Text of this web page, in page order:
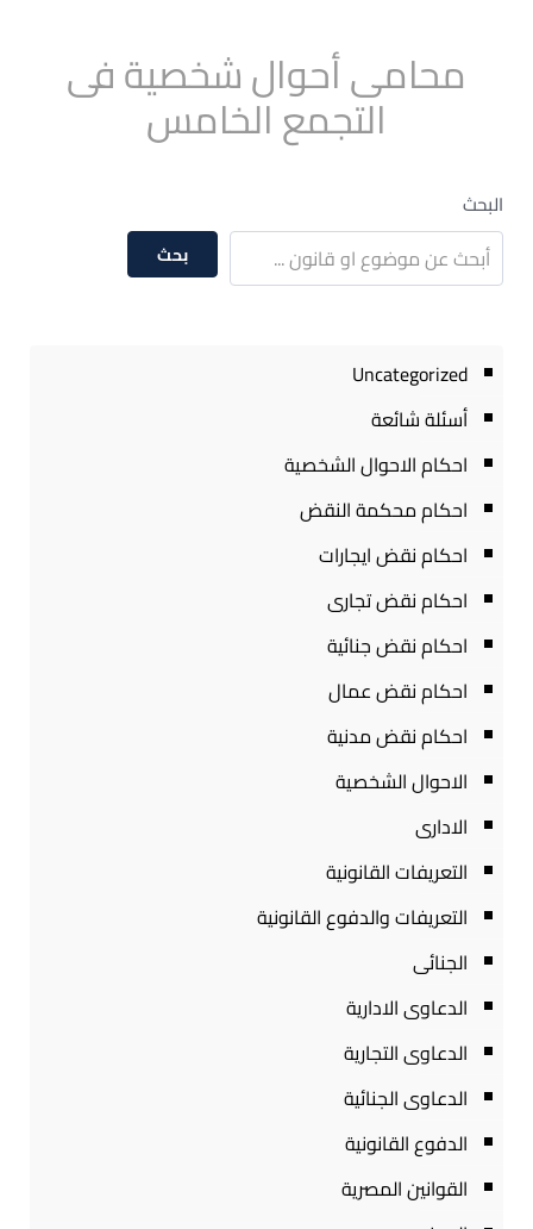
محامى أحوال شخصية فى
التجمع الخامس
البحث
بحث
Uncategorized
أسئلة شائعة
احكام الاحوال الشخصية
احكام محكمة النقض
احكام نقض ايجارات
احكام نقض تجارى
احكام نقض جنائية
احكام نقض عمال
احكام نقض مدنية
الاحوال الشخصية
الادارى
التعريفات القانونية
التعريفات والدفوع القانونية
الجنائى
الدعاوى الادارية
الدعاوى التجارية
الدعاوى الجنائية
الدفوع القانونية
القوانين المصرية